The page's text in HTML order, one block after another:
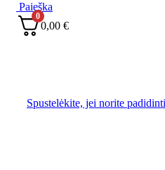
Paieška
0
0,00 €
Spustelėkite, jei norite padidinti